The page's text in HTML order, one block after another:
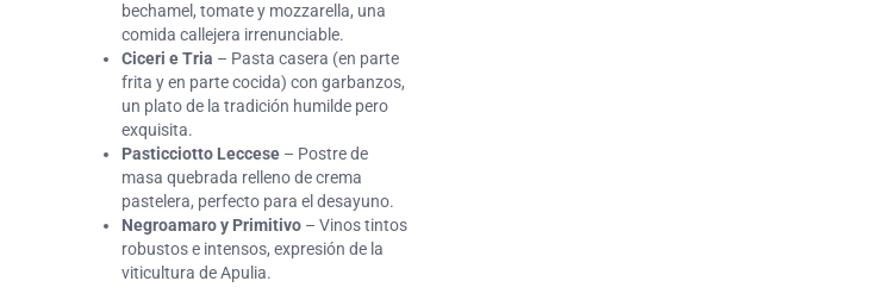
bechamel, tomate y mozzarella, una
comida callejera irrenunciable.
Ciceri e Tria – Pasta casera (en parte
frita y en parte cocida) con garbanzos,
un plato de la tradición humilde pero
exquisita.
Pasticciotto Leccese – Postre de
masa quebrada relleno de crema
pastelera, perfecto para el desayuno.
Negroamaro y Primitivo – Vinos tintos
robustos e intensos, expresión de la
viticultura de Apulia.